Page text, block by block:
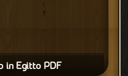
in Egitto PDF